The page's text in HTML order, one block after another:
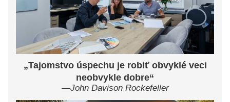
„Tajomstvo úspechu je robiť obvyklé veci
neobvykle dobre“
—John Davison Rockefeller